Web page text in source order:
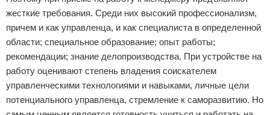
жесткие требования. Среди них высокий профессионализм,
причем и как управленца, и как специалиста в определенной
области; специальное образование; опыт работы;
рекомендации; знание делопроизводства. При устройстве на
работу оценивают степень владения соискателем
управленческими технологиями и навыками, личные цели
потенциального управленца, стремление к саморазвитию. Но